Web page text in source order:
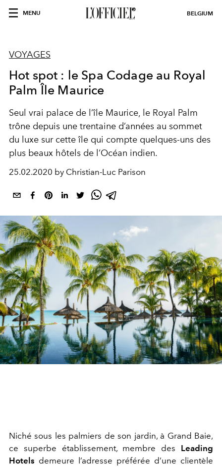
MENU BELGIUM
VOYAGES
Hot spot : le Spa Codage au Royal
Palm Île Maurice
Seul vrai palace de l’île Maurice, le Royal Palm
trône depuis une trentaine d’années au sommet
du luxe sur cette île qui compte quelques-uns des
plus beaux hôtels de l’Océan indien.
25.02.2020 by Christian-Luc Parison
Niché sous les palmiers de son jardin, à Grand Baie,
ce superbe établissement, membre des Leading
Hotels demeure l’adresse préférée d’une clientèle